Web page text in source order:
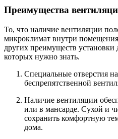
Преимущества
То, что наличие вентиляции
микроклимат внутри
других преимуществ
которых нужно знать.
Специальные отверстия
беспрепятственной
Наличие вентиляции
или в мансарде. Сухой и
сохранить комфортную
дома.